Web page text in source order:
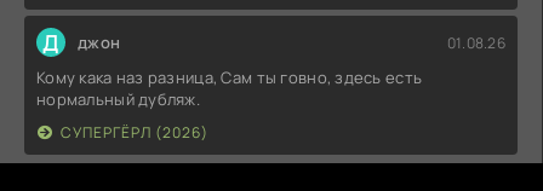
Д джон 01.08.26
Кому кака наз разница, Сам ты говно, здесь есть
нормальный дубляж.
СУПЕРГЁРЛ (2026)